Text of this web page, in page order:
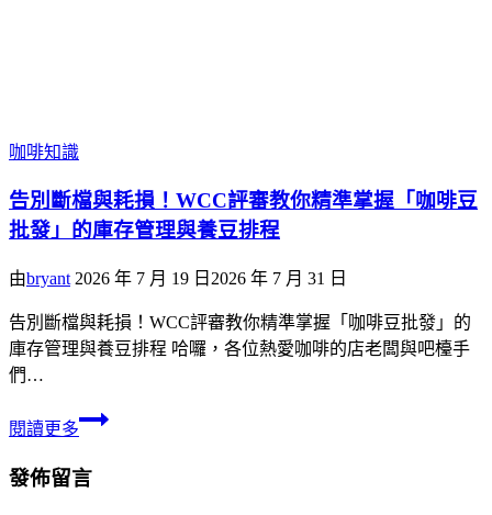
咖啡知識
告別斷檔與耗損！WCC評審教你精準掌握「咖啡豆
批發」的庫存管理與養豆排程
由bryant 2026 年 7 月 19 日 2026 年 7 月 31 日
告別斷檔與耗損！WCC評審教你精準掌握「咖啡豆批發」的
庫存管理與養豆排程 哈囉，各位熱愛咖啡的店老闆與吧檯手
們…
閱讀更多
發佈留言